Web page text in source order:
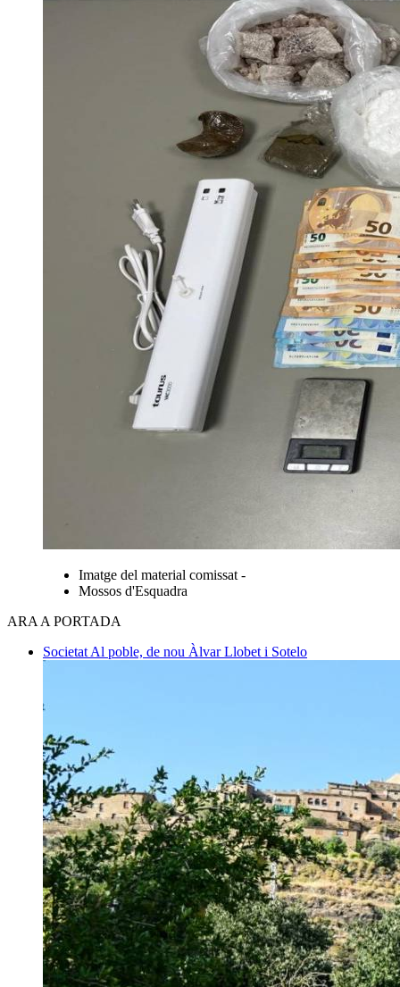
Imatge del material comissat -
Mossos d'Esquadra
ARA A PORTADA
Societat Al poble, de nou Àlvar Llobet i Sotelo